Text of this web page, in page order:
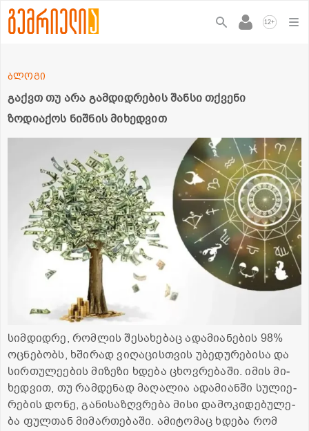
12+
გაქვთ თუ არა გამდიდრების შანსი თქვენი
ზოდიაქოს ნიშნის მიხედვით
ბლოგი
სიმ­დიდ­რე, რომ­ლის შე­სა­ხე­ბაც ადა­მი­ა­ნე­ბის 98%
ოც­ნე­ბობს, ხში­რად ვი­ღა­ცის­თვის უბე­დუ­რე­ბი­სა და
სირ­თუ­ლე­ე­ბის მი­ზე­ზი ხდე­ბა ცხოვ­რე­ბა­ში. იმის მი­
ხედ­ვით, თუ რამ­დე­ნად მა­ღა­ლია ადა­მი­ან­ში სუ­ლი­ე­
რე­ბის დონე, გა­ნი­სა­ზღვრე­ბა მისი და­მო­კი­დე­ბუ­ლე­
ბა ფულ­თან მი­მარ­თე­ბა­ში. ამი­ტო­მაც ხდე­ბა რომ